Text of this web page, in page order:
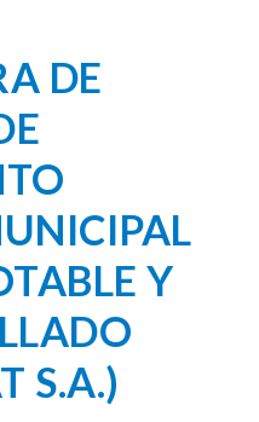
DE
Y
S.A.)